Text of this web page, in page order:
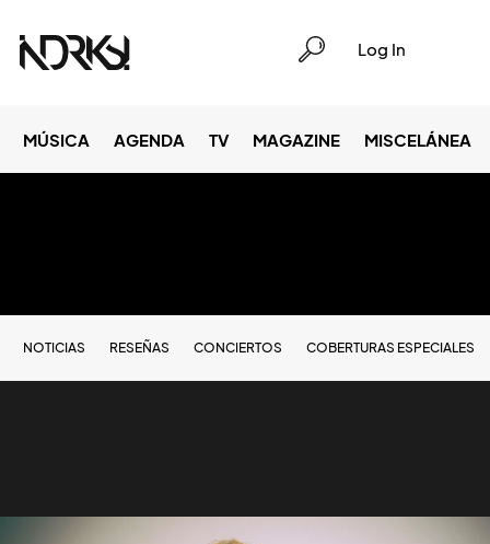
Log In
MÚSICA AGENDA TV MAGAZINE MISCELÁNEA
NOTICIAS RESEÑAS CONCIERTOS COBERTURAS ESPECIALES